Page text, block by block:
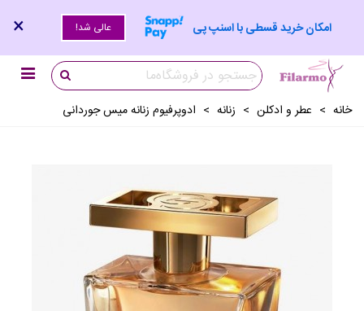
امکان خرید قسطی با اسنپ پی عالی شد! ×
خانه > عطر و ادکلن > زنانه > ادوپرفیوم زنانه میس جوردانی